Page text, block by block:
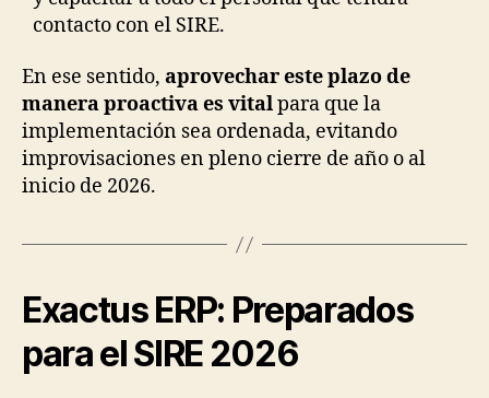
contacto con el SIRE.
En ese sentido, aprovechar este plazo de
manera proactiva es vitalpara que la
implementación sea ordenada, evitando
improvisaciones en pleno cierre de año o al
inicio de 2026.
Exactus ERP: Preparados
para el SIRE 2026